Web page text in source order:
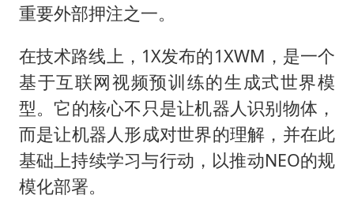
重要外部押注之一。
在技术路线上，1X发布的1XWM，是一个
基于互联网视频预训练的生成式世界模
型。它的核心不只是让机器人识别物体，
而是让机器人形成对世界的理解，并在此
基础上持续学习与行动，以推动NEO的规
模化部署。